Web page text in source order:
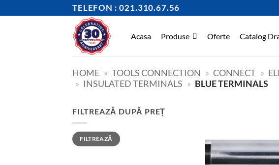
to
TELEFON : 021.310.67.56
Acasa Produse Oferte Catalog
HOME » TOOLS CONNECTION » CONNECT »
» INSULATED TERMINALS » BLUE TERMINALS
FILTREAZĂ DUPĂ PREȚ
Preț
minim
Preț
maxim
FILTREAZĂ